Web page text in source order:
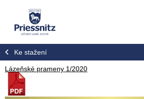
Ke stažení
Lázeňské prameny 1/2020